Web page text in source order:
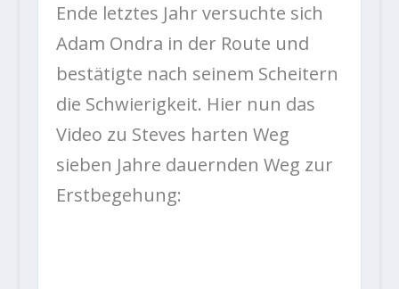
Ende letztes Jahr versuchte sich
Adam Ondra in der Route und
bestätigte nach seinem Scheitern
die Schwierigkeit. Hier nun das
Video zu Steves harten Weg
sieben Jahre dauernden Weg zur
Erstbegehung: